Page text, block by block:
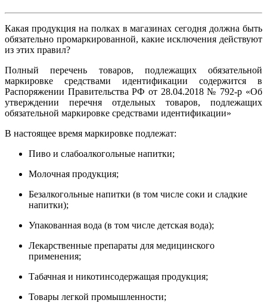
Какая продукция на полках в магазинах сегодня должна быть
обязательно промаркированной, какие исключения действуют
из этих правил?
Полный перечень товаров, подлежащих обязательной
маркировке средствами идентификации содержится в
Распоряжении Правительства РФ от 28.04.2018 № 792-р «Об
утверждении перечня отдельных товаров, подлежащих
обязательной маркировке средствами идентификации»
В настоящее время маркировке подлежат:
Пиво и слабоалкогольные напитки;
Молочная продукция;
Безалкогольные напитки (в том числе соки и сладкие
напитки);
Упакованная вода (в том числе детская вода);
Лекарственные препараты для медицинского
применения;
Табачная и никотинсодержащая продукция;
Товары легкой промышленности;